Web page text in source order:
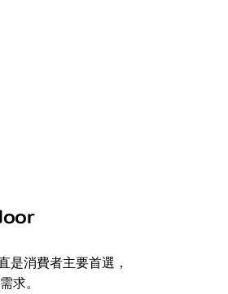
是消費者主要首選，
求。